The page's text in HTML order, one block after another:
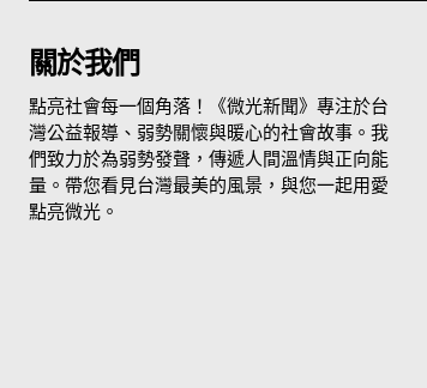
關於我們
點亮社會每一個角落！《微光新聞》專注於台
灣公益報導、弱勢關懷與暖心的社會故事。我
們致力於為弱勢發聲，傳遞人間溫情與正向能
量。帶您看見台灣最美的風景，與您一起用愛
點亮微光。